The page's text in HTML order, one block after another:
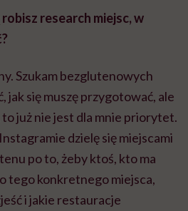
research miejsc, w
Szukam bezglutenowych
jak się muszę przygotować, ale
to już nie jest dla mnie priorytet.
dzielę się miejscami
po to, żeby ktoś, kto ma
tego konkretnego miejsca,
i jakie restauracje